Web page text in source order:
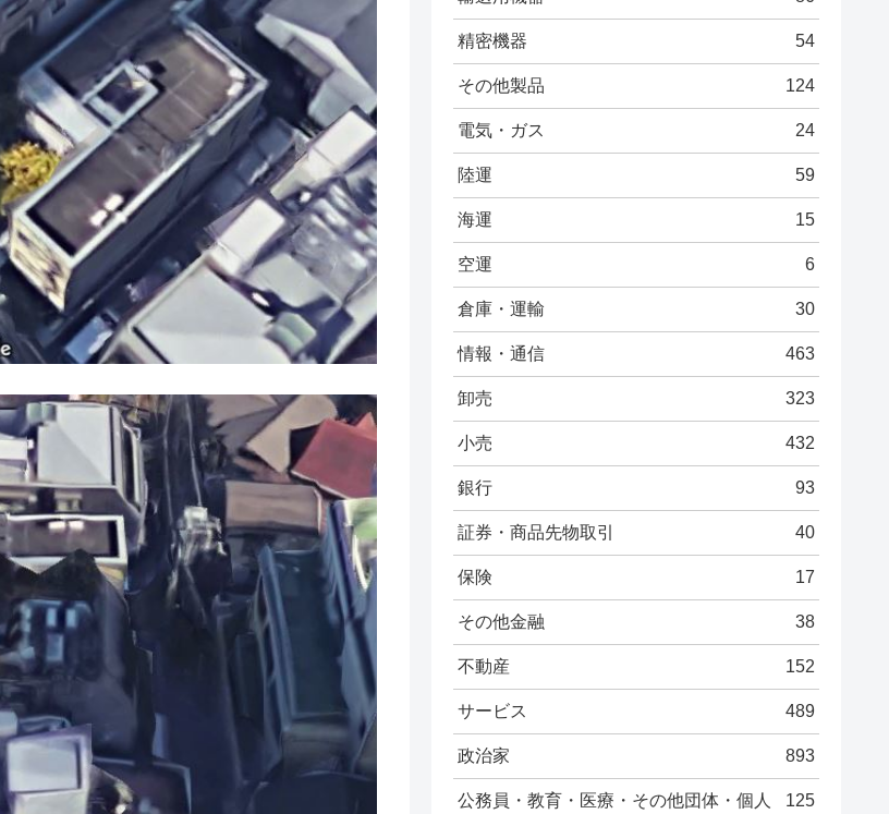
精密機器 54
その他製品 124
電気・ガス 24
陸運 59
海運 15
空運 6
倉庫・運輸 30
情報・通信 463
卸売 323
小売 432
銀行 93
証券・商品先物取引 40
保険 17
その他金融 38
不動産 152
サービス 489
政治家 893
公務員・教育・医療・その他団体・個人 125